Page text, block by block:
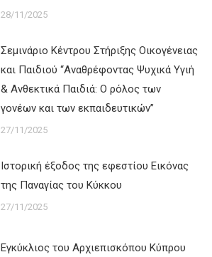
28/11/2025
Σεμινάριο Κέντρου Στήριξης Οικογένειας
και Παιδιού “Αναθρέφοντας Ψυχικά Υγιή
& Ανθεκτικά Παιδιά: Ο ρόλος των
γονέων και των εκπαιδευτικών”
27/11/2025
Ιστορική έξοδος της εφεστίου Εικόνας
της Παναγίας του Κύκκου
27/11/2025
Εγκύκλιος του Αρχιεπισκόπου Κύπρου